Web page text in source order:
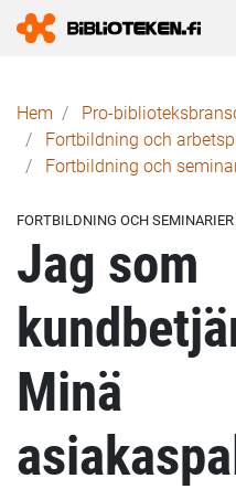
Länkstig
Hem
Pro-
Fortbildning och
Fortbildning och
FORTBILDNING OCH SEMINARIER
Jag som
Minä